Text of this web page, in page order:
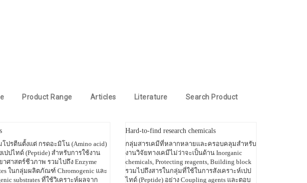
Product Range Articles Literature Search Product
โปรตีนตั้งแต่ กรดอะมิโน (Amino acid)
ปปไทด์ (Peptide) สำหรับการใช้งาน
าศาสตร์ชีวภาพ รวมไปถึง Enzyme
ในกลุ่มผลิตภัณฑ์ Chromogenic และ
substrates ที่ใช้วิเคราะห์ผลจาก
Hard-to-find research chemicals
กลุ่มสารเคมีที่หลากหลายและครอบคลุมสำหรับ
งานวิจัยทางเคมีไม่ว่าจะเป็นด้าน Inorganic
chemicals, Protecting reagents, Building block
รวมไปถึงสารในกลุ่มที่ใช้ในการสังเคราะห์เปป
ไทด์ (Peptide) อย่าง Coupling agents และตอบ